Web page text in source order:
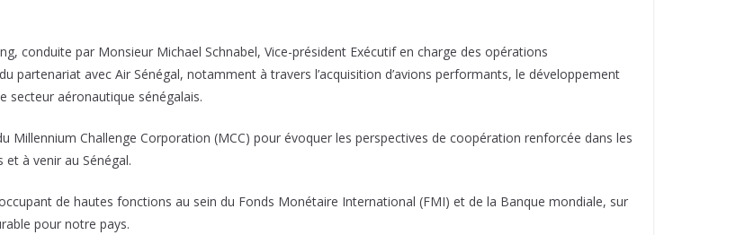
conduite par Monsieur Michael Schnabel, Vice-président Exécutif en charge des opérations
partenariat avec Air Sénégal, notamment à travers l’acquisition d’avions performants, le développement
secteur aéronautique sénégalais.
Millennium Challenge Corporation (MCC) pour évoquer les perspectives de coopération renforcée dans les
à venir au Sénégal.
de hautes fonctions au sein du Fonds Monétaire International (FMI) et de la Banque mondiale, sur
pour notre pays.